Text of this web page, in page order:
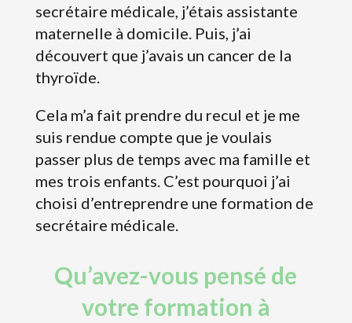
secrétaire médicale, j’étais assistante
maternelle à domicile. Puis, j’ai
découvert que j’avais un cancer de la
thyroïde.
Cela m’a fait prendre du recul et je me
suis rendue compte que je voulais
passer plus de temps avec ma famille et
mes trois enfants. C’est pourquoi j’ai
choisi d’entreprendre une formation de
secrétaire médicale.
Qu’avez-vous pensé de
votre formation à